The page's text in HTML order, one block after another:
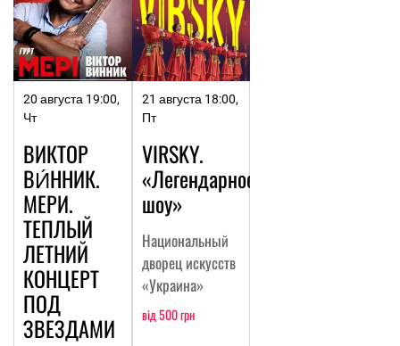
20 августа 19:00,
Чт
ВИКТОР
ВИ́ННИК.
МЕРИ.
ТЕПЛЫЙ
ЛЕТНИЙ
КОНЦЕРТ
ПОД
ЗВЕЗДАМИ
21 августа 18:00,
Пт
VIRSKY.
«Легендарное
шоу»
Национальный
дворец искусств
«Украина»
від 500 грн